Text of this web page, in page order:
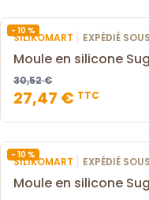
- 10 %
SILIKOMART | EXPÉDIÉ
Moule en silicone
30,52 €
27,47 € TTC
- 10 %
SILIKOMART | EXPÉDIÉ
Moule en silicone